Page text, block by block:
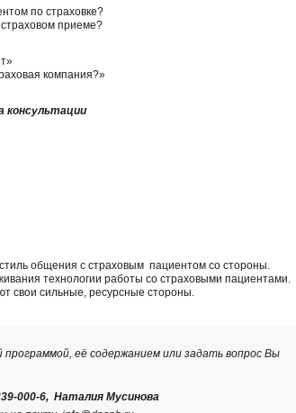
по страховке?
приеме?
компания?»
консультации
общения с страховым пациентом со стороны.
технологии работы со страховыми пациентами.
свои сильные, ресурсные стороны.
программой, её содержанием или задать вопрос Вы
000-6, Наталия Мусинова